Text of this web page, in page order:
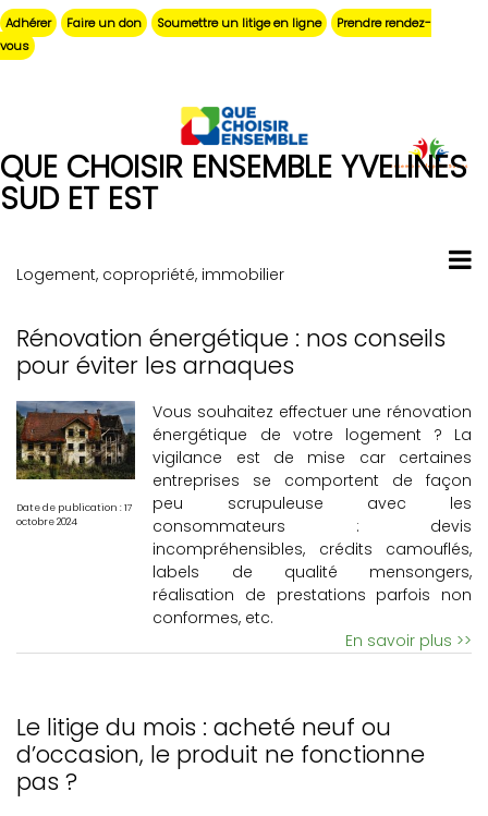
Aller
au
contenu
Adhérer Faire un don Soumettre un litige en ligne
Prendre rendez-
vous
QUE CHOISIR ENSEMBLE YVELINES
SUD ET EST
Logement, copropriété, immobilier
Rénovation énergétique : nos conseils
pour éviter les arnaques
Date de publication : 17
octobre 2024
Vous souhaitez effectuer une rénovation
énergétique de votre logement ? La
vigilance est de mise car certaines
entreprises se comportent de façon
peu scrupuleuse avec les
consommateurs : devis
incompréhensibles, crédits camouflés,
labels de qualité mensongers,
réalisation de prestations parfois non
conformes, etc.
En savoir plus >>
Le litige du mois : acheté neuf ou
d’occasion, le produit ne fonctionne
pas ?
Pagination